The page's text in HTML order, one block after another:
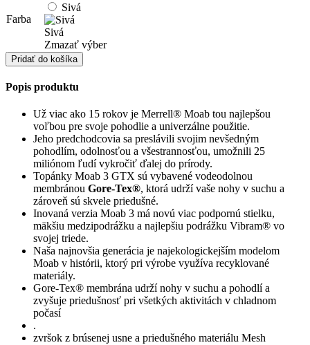
Farba
Sivá
Sivá
Zmazať výber
množstvo
Turistika
Pridať do košíka
Popis produktu
Už viac ako 15 rokov je Merrell® Moab tou najlepšou
voľbou pre svoje pohodlie a univerzálne použitie.
Jeho predchodcovia sa preslávili svojim nevšedným
pohodlím, odolnosťou a všestrannosťou, umožnili 25
miliónom ľudí vykročiť ďalej do prírody.
Topánky Moab 3 GTX sú vybavené vodeodolnou
membránou Gore-Tex®, ktorá udrží vaše nohy v suchu a
zároveň sú skvele priedušné.
Inovaná verzia Moab 3 má novú viac podpornú stielku,
mäkšiu medzipodrážku a najlepšiu podrážku Vibram® vo
svojej triede.
Naša najnovšia generácia je najekologickejším modelom
Moab v histórii, ktorý pri výrobe využíva recyklované
materiály.
Gore-Tex® membrána udrží nohy v suchu a pohodlí a
zvyšuje priedušnosť pri všetkých aktivitách v chladnom
počasí
.
zvršok z brúsenej usne a priedušného materiálu Mesh